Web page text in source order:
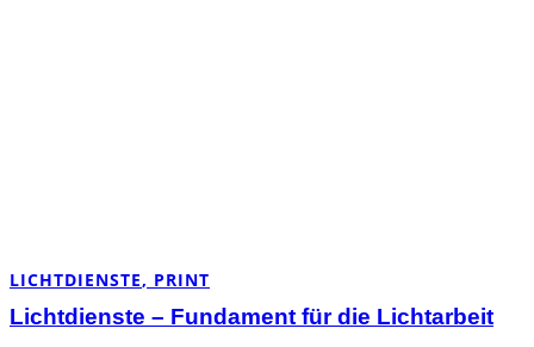
LICHTDIENSTE, PRINT
Lichtdienste – Fundament für die Lichtarbeit